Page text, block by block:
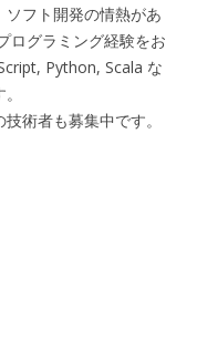
フト開発の情熱があ
ログラミング経験をお
Python, Scala な
術者も募集中です。